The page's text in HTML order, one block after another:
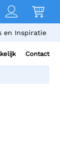
en Inspiratie
Contact